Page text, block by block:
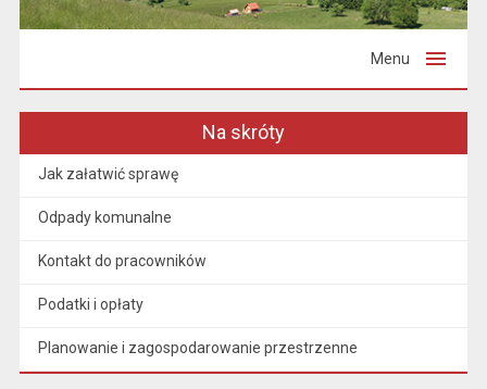
Menu
Na skróty
Jak załatwić sprawę
Odpady komunalne
Kontakt do pracowników
Podatki i opłaty
Planowanie i zagospodarowanie przestrzenne